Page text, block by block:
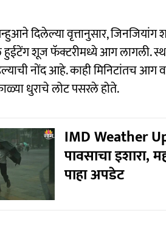
दिलेल्या वृत्तानुसार,
शूज फॅक्टरीमध्ये आग लागली.
नोंद आहे. काही मिनिटांतच आग
धुराचे लोट पसरले होते.
IMD Weather
पावसाचा इशारा,
पाहा अपडेट